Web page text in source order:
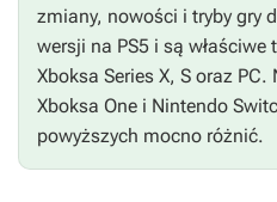
zmiany, nowości i tryby gry
wersji na PS5 i są
Xboksa Series X, S oraz
Xboksa One i Nintendo
powyższych mocno różnić.